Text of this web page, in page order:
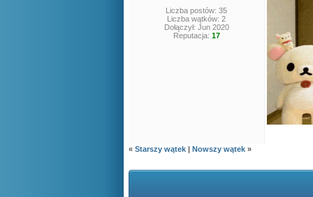
Liczba postów: 35
Liczba wątków: 2
Dołączył: Jun 2020
Reputacja: 17
« Starszy wątek | Nowszy wątek »